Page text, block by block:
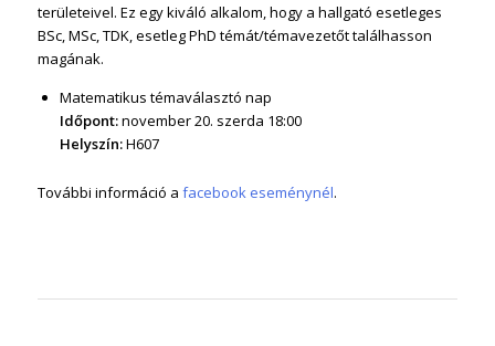
területeivel. Ez egy kiváló alkalom, hogy a hallgató esetleges
BSc, MSc, TDK, esetleg PhD témát/témavezetőt találhasson
magának.
Matematikus témaválasztó nap
Időpont:november 20. szerda 18:00
Helyszín:H607
További információ a facebook eseménynél.